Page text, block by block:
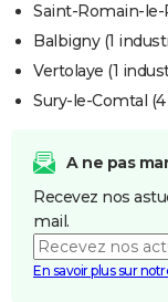
Saint-Romain-le-
Balbigny (1
Vertolaye (1
Sury-le-Comtal
A ne pas
Recevez nos
mail.
En savoir plus sur